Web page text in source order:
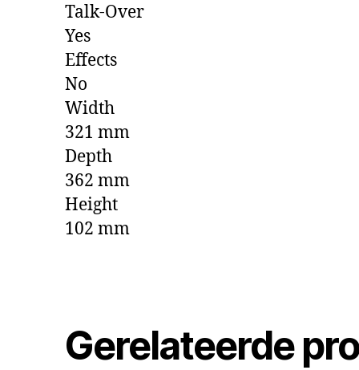
Talk-Over
Yes
Effects
No
Width
321 mm
Depth
362 mm
Height
102 mm
Gerelateerde